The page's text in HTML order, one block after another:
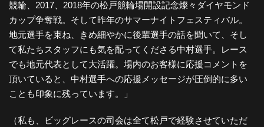
競輪、2017、2018年の松戸競輪場開設記念燦々ダイヤモンド
カップ争奪戦。そして昨年のサマーナイトフェスティバル。
地元選手を束ね、きめ細やかに後輩選手の話を聞いて、そし
て私たちスタッフにも気を配ってくださる中村選手。レース
でも地元代表として大活躍。場内のお客様に応援コメントを
頂いていると、中村選手への応援メッセージが圧倒的に多い
ことも印象に残っています。」
（私も、ビッグレースの司会は全て松戸で経験させていただ